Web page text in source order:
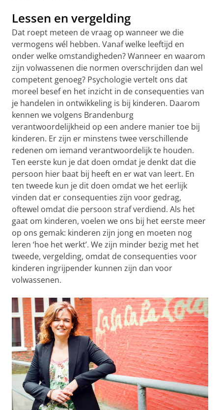
Lessen en vergelding
Dat roept meteen de vraag op wanneer we die
vermogens wél hebben. Vanaf welke leeftijd en
onder welke omstandigheden? Wanneer en waarom
zijn volwassenen die normen overschrijden dan wel
competent genoeg? Psychologie vertelt ons dat
moreel besef en het inzicht in de consequenties van
je handelen in ontwikkeling is bij kinderen. Daarom
kennen we volgens Brandenburg
verantwoordelijkheid op een andere manier toe bij
kinderen. Er zijn er minstens twee verschillende
redenen om iemand verantwoordelijk te houden.
Ten eerste kun je dat doen omdat je denkt dat die
persoon hier baat bij heeft en er wat van leert. En
ten tweede kun je dit doen omdat we het eerlijk
vinden dat er consequenties zijn voor gedrag,
oftewel omdat die persoon straf verdiend. Als het
gaat om kinderen, voelen we ons bij het eerste meer
op ons gemak: kinderen zijn jong en moeten nog
leren ‘hoe het werkt’. We zijn minder bezig met het
tweede, vergelding, omdat de consequenties voor
kinderen ingrijpender kunnen zijn dan voor
volwassenen.